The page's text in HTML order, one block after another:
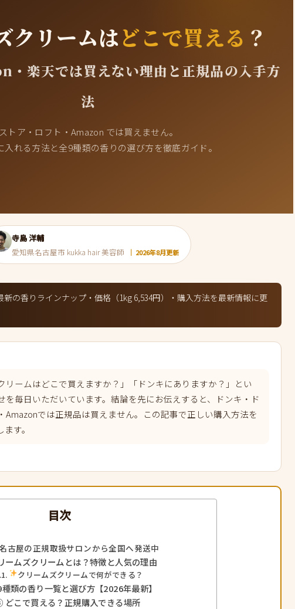
クリームはどこで買える ？
・楽天では買えない理由と正規品の入手方
法
トア・ロフト・Amazon では買えません。
れる方法と全9種類の香りの選び方を徹底ガイド。
寺島 洋輔
愛知県名古屋市 kukka hair 美容師
｜ 2026年8月更新
新の香りラインナップ・価格（1kg 6,534円）・購入方法を最新情報に更
リームはどこで買えますか？」「ドンキにありますか？」とい
を毎日いただいています。結論を先にお伝えすると、ドンキ・ド
Amazonでは正規品は買えません。この記事で正しい購入方法を
す。
目次
古屋の正規取扱サロンから全国へ発送中
ムズクリームとは？特徴と人気の理由
クリームズクリームで何ができる？
類の香り一覧と選び方【2026年最新】
こで買える？正規購入できる場所